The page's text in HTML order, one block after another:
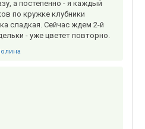
а постепенно - я каждый
по кружке клубники
сладкая. Сейчас ждем 2-й
- уже цветет повторно.